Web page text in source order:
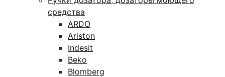
средства
ARDO
Ariston
Indesit
Beko
Blomberg